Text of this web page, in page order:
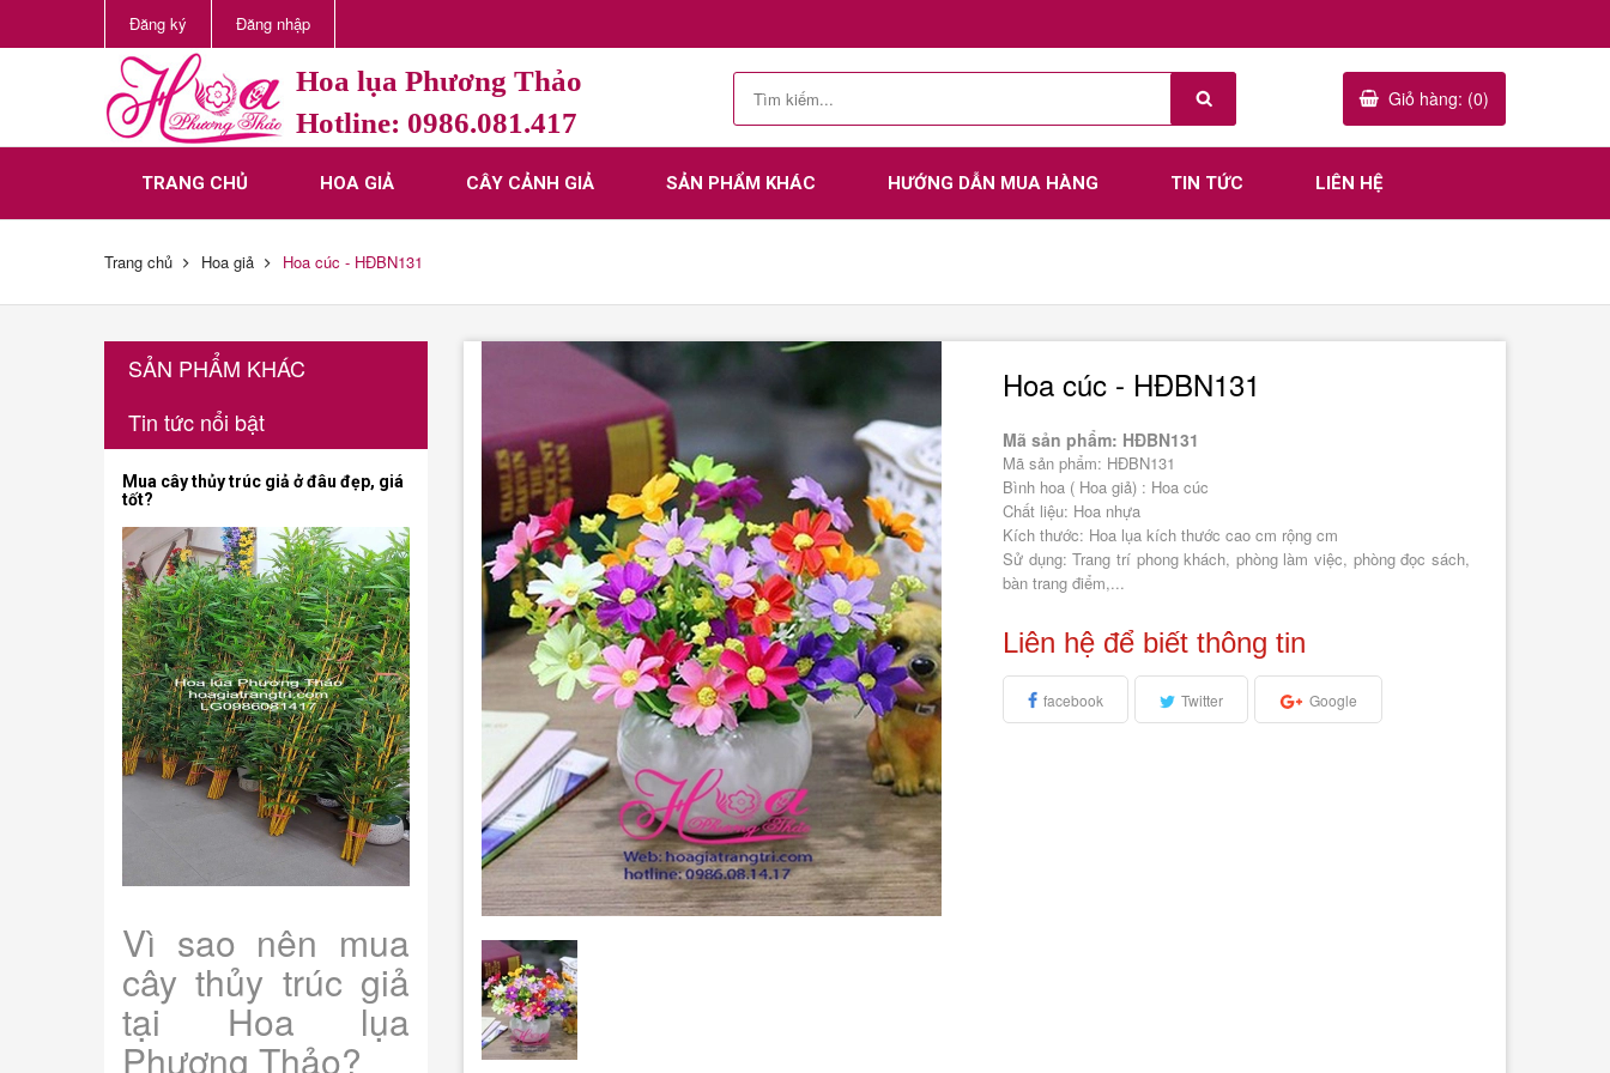
Đăng ký Đăng nhập
Hoa lụa Phương Thảo
Hotline: 0986.081.417
Giỏ hàng: (0)
TRANG CHỦ HOA GIẢ CÂY CẢNH GIẢ SẢN PHẨM KHÁC HƯỚNG DẪN MUA HÀNG TIN TỨC LIÊN HỆ
Trang chủ Hoa giả Hoa cúc - HĐBN131
Hoa cúc - HĐBN131
Mã sản phẩm: HĐBN131
Mã sản phẩm: HĐBN131
Bình hoa ( Hoa giả) : Hoa cúc
Chất liệu: Hoa nhựa
Kích thước: Hoa lụa kích thước cao cm rộng cm
Sử dụng: Trang trí phong khách, phòng làm việc, phòng đọc sách,
bàn trang điểm,...
Liên hệ để biết thông tin
facebook Twitter Google
SẢN PHẨM KHÁC
Tin tức nổi bật
Mua cây thủy trúc giả ở đâu đẹp, giá
tốt?
Vì sao nên mua
cây thủy trúc giả
tại Hoa lụa
Phương Thảo?